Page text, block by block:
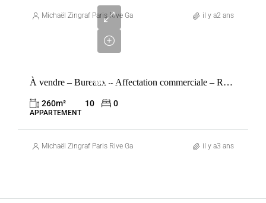
Michaël Zingraf Paris Rive Gauche il y a2 ans
FRANCE
PARIS
À vendre – Bureaux – Affectation commerciale – Raspail
260m² 10 0
APPARTEMENT
Michaël Zingraf Paris Rive Gauche il y a3 ans